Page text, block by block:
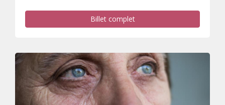
Billet complet